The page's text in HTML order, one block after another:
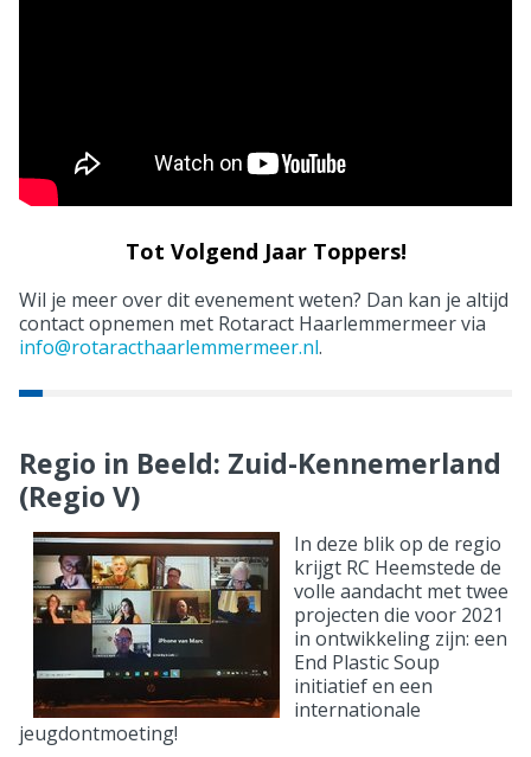
Tot Volgend Jaar Toppers!
Wil je meer over dit evenement weten? Dan kan je altijd
contact opnemen met Rotaract Haarlemmermeer via
info@rotaracthaarlemmermeer.nl.
Regio in Beeld: Zuid-Kennemerland
(Regio V)
In deze blik op de regio
krijgt RC Heemstede de
volle aandacht met twee
projecten die voor 2021
in ontwikkeling zijn: een
End Plastic Soup
initiatief en een
internationale
jeugdontmoeting!